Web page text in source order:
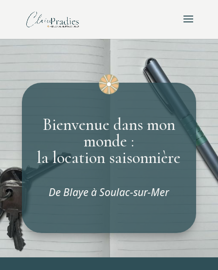
Bienvenue dans mon
monde :
la location saisonnière
De Blaye à Soulac-sur-Mer